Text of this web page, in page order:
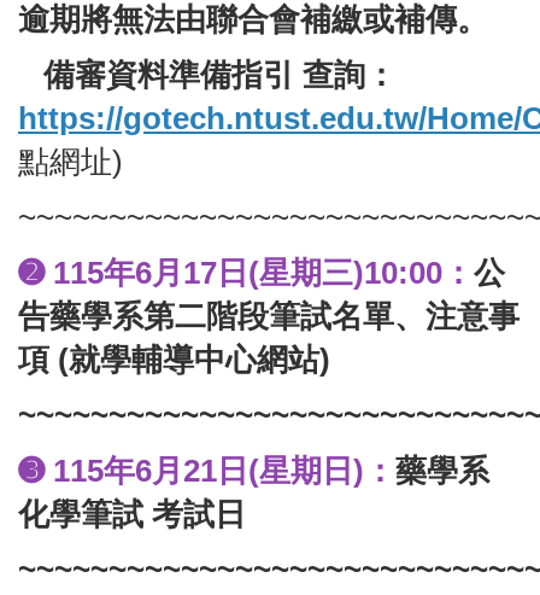
逾期將無法由聯合會補繳或補傳。
備審資料準備指引 查詢：
https://gotech.ntust.edu.tw/Home/
點網址)
➋ 115年6月17日(星期三)10:00： 公
告藥學系第二階段筆試名單、注意事
項 (就學輔導中心網站)
➌ 115年6月21日(星期日 )： 藥學系
化學筆試 考試日